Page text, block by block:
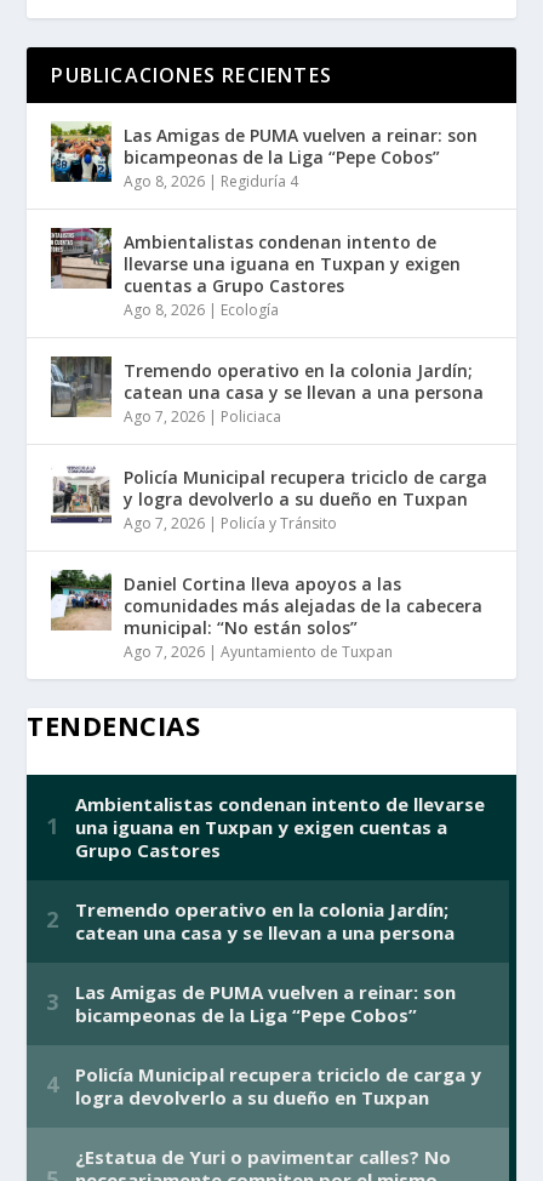
PUBLICACIONES RECIENTES
Las Amigas de PUMA vuelven a reinar: son
bicampeonas de la Liga “Pepe Cobos”
Ago 8, 2026 | Regiduría 4
Ambientalistas condenan intento de
llevarse una iguana en Tuxpan y exigen
cuentas a Grupo Castores
Ago 8, 2026 | Ecología
Tremendo operativo en la colonia Jardín;
catean una casa y se llevan a una persona
Ago 7, 2026 | Policiaca
Policía Municipal recupera triciclo de carga
y logra devolverlo a su dueño en Tuxpan
Ago 7, 2026 | Policía y Tránsito
Daniel Cortina lleva apoyos a las
comunidades más alejadas de la cabecera
municipal: “No están solos”
Ago 7, 2026 |Ayuntamiento de Tuxpan
TENDENCIAS